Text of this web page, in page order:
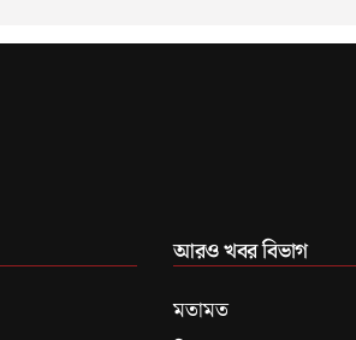
আরও খবর বিভাগ
মতামত